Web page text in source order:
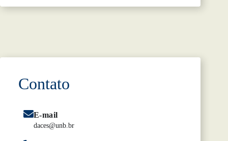
Contato
E-mail
daces@unb.br